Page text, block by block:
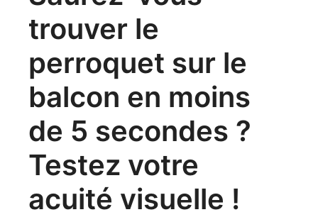
trouver le
perroquet sur le
balcon en moins
de 5 secondes ?
Testez votre
acuité visuelle !